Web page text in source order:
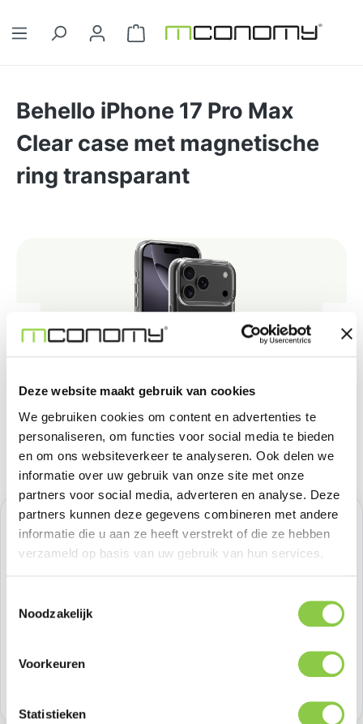
Deze website maakt gebruik van cookies
We gebruiken cookies om content en advertenties te
personaliseren, om functies voor social media te bieden
en om ons websiteverkeer te analyseren. Ook delen we
informatie over uw gebruik van onze site met onze
partners voor social media, adverteren en analyse. Deze
partners kunnen deze gegevens combineren met andere
informatie die u aan ze heeft verstrekt of die ze hebben
verzameld op basis van uw gebruik van hun services.
Noodzakelijk
Voorkeuren
Statistieken
Winkelwagentje bevat 0 artikelen.
Behello iPhone 17 Pro Max
Clear case met magnetische
ring transparant
Verkoopprijs:
€ 20,65 %
Normale prijs:
€ 20,65 (0.01% bespaard)
Prijzen excl. BTW
Producthoeveelheid: Voer de
Productnummer: